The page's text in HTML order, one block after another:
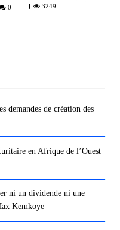
0
3249
demandes de création des
en Afrique de l’Ouest
ni un dividende ni une
Kemkoye